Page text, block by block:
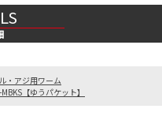
・アジ用ワーム
【ゆうパケット】